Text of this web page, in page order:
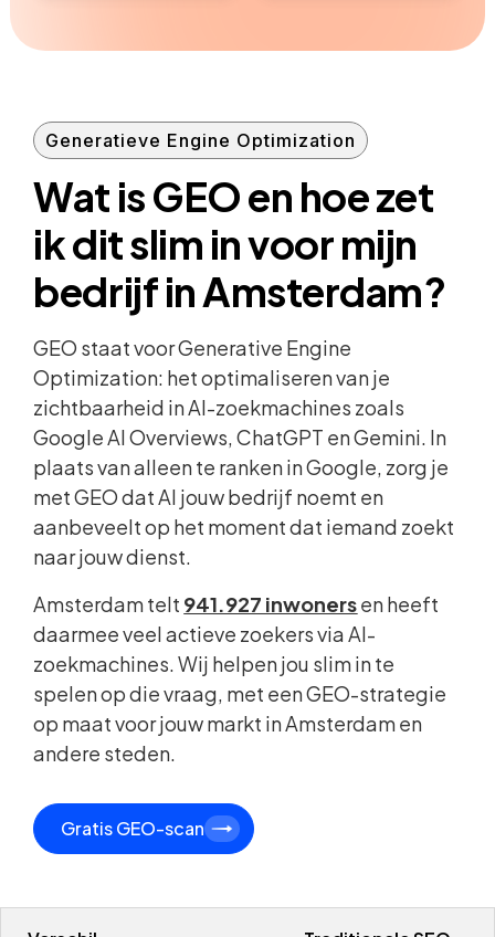
Generatieve Engine Optimization
Wat is GEO en hoe zet
ik dit slim in voor mijn
bedrijf in Amsterdam?
GEO staat voor Generative Engine
Optimization: het optimaliseren van je
zichtbaarheid in AI-zoekmachines zoals
Google AI Overviews, ChatGPT en Gemini. In
plaats van alleen te ranken in Google, zorg je
met GEO dat AI jouw bedrijf noemt en
aanbeveelt op het moment dat iemand zoekt
naar jouw dienst.
Amsterdam telt 941.927 inwonersen heeft
daarmee veel actieve zoekers via AI-
zoekmachines. Wij helpen jou slim in te
spelen op die vraag, met een GEO-strategie
op maat voor jouw markt in Amsterdam en
andere steden.
Gratis GEO-scan